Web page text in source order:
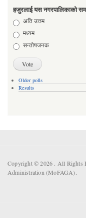
हजुरलाई यस नगरपालिकाको
Choicesअति उत्तम
मध्यम
सन्तोषजनक
Older polls
Results
Copyright © 2026 . All Rights
Administration (MoFAGA).